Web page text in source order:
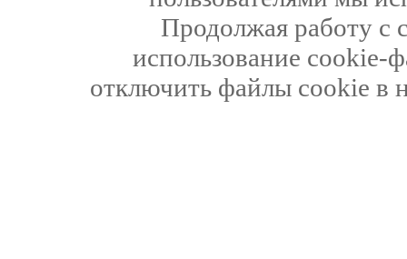
Продолжая работу с
использование cookie-
отключить файлы cookie в